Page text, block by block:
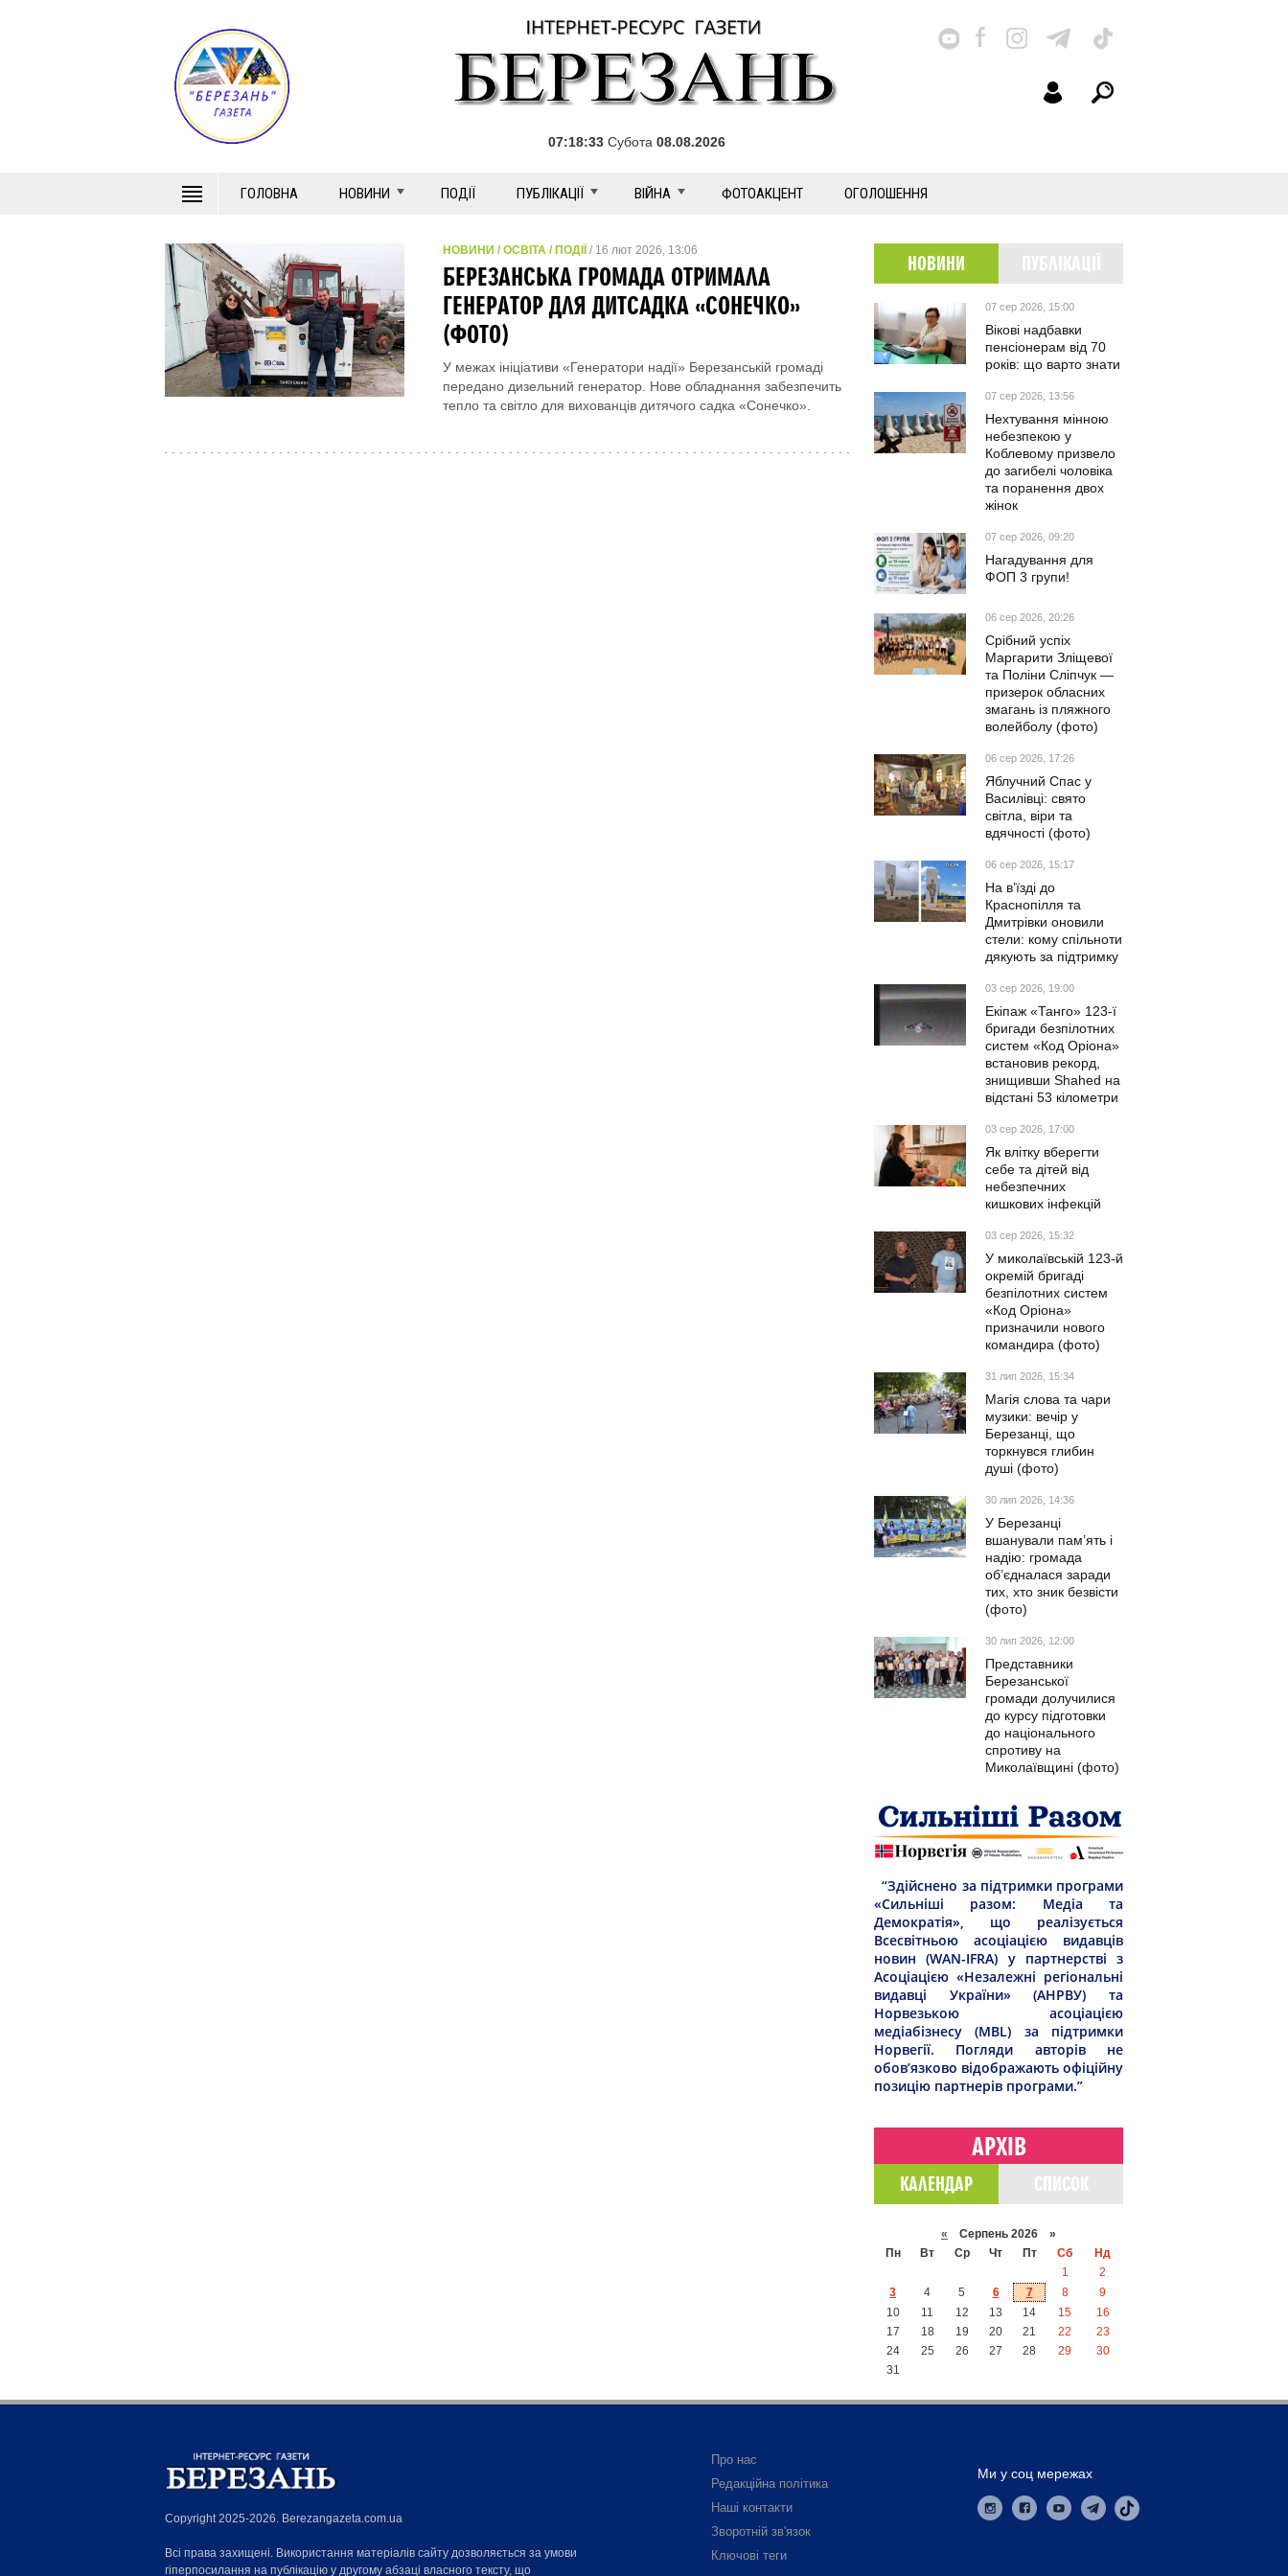
07:18:33 Субота 08.08.2026
ГОЛОВНА НОВИНИ ПОДІЇ ПУБЛІКАЦІЇ ВІЙНА ФОТОАКЦЕНТ ОГОЛОШЕННЯ
НОВИНИ / ОСВІТА / ПОДІЇ / 16 лют 2026, 13:06
БЕРЕЗАНСЬКА ГРОМАДА ОТРИМАЛА
ГЕНЕРАТОР ДЛЯ ДИТСАДКА «СОНЕЧКО»
(ФОТО)
У межах ініціативи «Генератори надії» Березанській громаді
передано дизельний генератор. Нове обладнання забезпечить
тепло та світло для вихованців дитячого садка «Сонечко».
НОВИНИ
07 сер 2026, 15:00
Вікові надбавки
пенсіонерам від 70
років: що варто знати
07 сер 2026, 13:56
Нехтування мінною
небезпекою у
Коблевому призвело
до загибелі чоловіка
та поранення двох
жінок
07 сер 2026, 09:20
Нагадування для
ФОП 3 групи!
06 сер 2026, 20:26
Срібний успіх
Маргарити Зліщевої
та Поліни Сліпчук —
призерок обласних
змагань із пляжного
волейболу (фото)
06 сер 2026, 17:26
Яблучний Спас у
Василівці: свято
світла, віри та
вдячності (фото)
06 сер 2026, 15:17
На в’їзді до
Краснопілля та
Дмитрівки оновили
стели: кому спільноти
дякують за підтримку
03 сер 2026, 19:00
Екіпаж «Танго» 123-ї
бригади безпілотних
систем «Код Оріона»
встановив рекорд,
знищивши Shahed на
відстані 53 кілометри
03 сер 2026, 17:00
Як влітку вберегти
себе та дітей від
небезпечних
кишкових інфекцій
03 сер 2026, 15:32
У миколаївській 123-й
окремій бригаді
безпілотних систем
«Код Оріона»
призначили нового
командира (фото)
31 лип 2026, 15:34
Магія слова та чари
музики: вечір у
Березанці, що
торкнувся глибин
душі (фото)
30 лип 2026, 14:36
У Березанці
вшанували пам’ять і
надію: громада
об’єдналася заради
тих, хто зник безвісти
(фото)
30 лип 2026, 12:00
Представники
Березанської
громади долучилися
до курсу підготовки
до національного
спротиву на
Миколаївщині (фото)
“Здійснено за підтримки програми
«Сильніші разом: Медіа та
Демократія», що реалізується
Всесвітньою асоціацією видавців
новин (WAN-IFRA) у партнерстві з
Асоціацією «Незалежні регіональні
видавці України» (АНРВУ) та
Норвезькою асоціацією
медіабізнесу (MBL) за підтримки
Норвегії. Погляди авторів не
обов’язково відображають офіційну
позицію партнерів програми.”
АРХІВ
КАЛЕНДАР
« Серпень 2026 »
Пн
Вт Ср Чт Пт Сб
Нд
1
2
3
4 5 6 7 8
9
10
11 12 13 14 15
16
17
18 19 20 21 22
23
24
25 26 27 28 29
30
31
Copyright 2025-2026. Berezangazeta.com.ua
Всі права захищені. Використання матеріалів сайту дозволяється за умови
гіперпосилання на публікацію у другому абзаці власного тексту, що
Про нас
Редакційна політика
Наші контакти
Зворотній зв'язок
Ключові теги
Ми у соц мережах